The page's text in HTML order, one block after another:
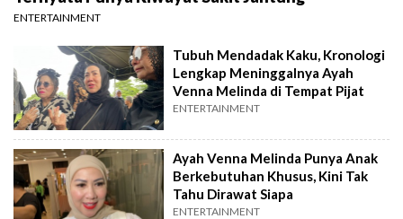
ENTERTAINMENT
Tubuh Mendadak Kaku, Kronologi
Lengkap Meninggalnya Ayah
Venna Melinda di Tempat Pijat
ENTERTAINMENT
Ayah Venna Melinda Punya Anak
Berkebutuhan Khusus, Kini Tak
Tahu Dirawat Siapa
ENTERTAINMENT